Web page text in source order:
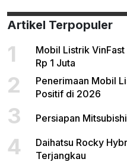
Artikel Terpopuler
1
Mobil Listrik
Rp 1 Juta
2
Penerimaan Mobil
Positif di 2026
3 Persiapan
4
Daihatsu Rocky
Terjangkau